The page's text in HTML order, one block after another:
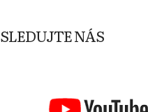
SLEDUJTE NÁS